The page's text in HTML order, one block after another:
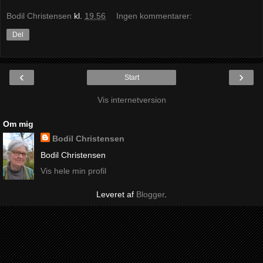
Bodil Christensen kl. 19.56 Ingen kommentarer:
Del
‹ ›
Start
Vis internetversion
Om mig
Bodil Christensen
Bodil Christensen
Vis hele min profil
Leveret af Blogger.